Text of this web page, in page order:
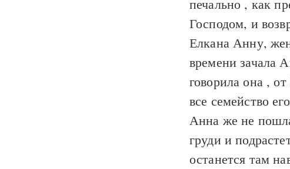
печально , как
Господом, и
Елкана Анну,
времени зачала
говорила она ,
все семейство
Анна же не
груди и
останется там